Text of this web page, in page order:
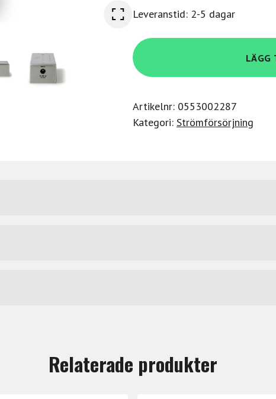
Leveranstid: 2-5 dagar
Mxr
M239
Mini
Brick
Power
LÄGG
Artikelnr: 0553002287
Kategori: Strömförsörjning
ger 9 volt och 300mA, medan den femte kan
Relaterade produkter